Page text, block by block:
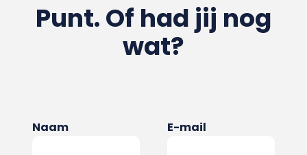
Punt. Of had jij nog
wat?
Naam E-mail